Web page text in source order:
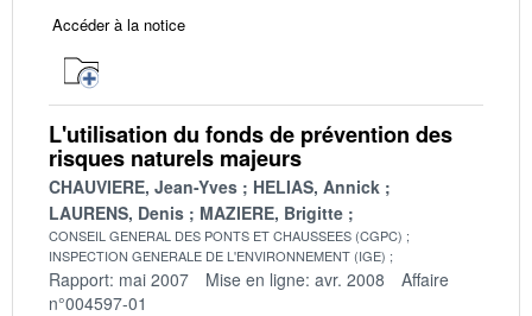
Accéder à la notice
L'utilisation du fonds de prévention des
risques naturels majeurs
CHAUVIERE, Jean-Yves
HELIAS, Annick
LAURENS, Denis
MAZIERE, Brigitte
CONSEIL GENERAL DES PONTS ET CHAUSSEES (CGPC)
INSPECTION GENERALE DE L'ENVIRONNEMENT (IGE)
Rapport: mai 2007 Mise en ligne: avr. 2008
Affaire
n°004597-01